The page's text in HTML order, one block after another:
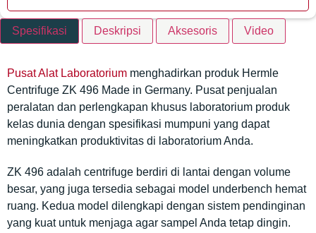
Spesifikasi Deskripsi Aksesoris Video
Pusat Alat Laboratorium menghadirkan produk Hermle
Centrifuge ZK 496 Made in Germany. Pusat penjualan
peralatan dan perlengkapan khusus laboratorium produk
kelas dunia dengan spesifikasi mumpuni yang dapat
meningkatkan produktivitas di laboratorium Anda.
ZK 496 adalah centrifuge berdiri di lantai dengan volume
besar, yang juga tersedia sebagai model underbench hemat
ruang. Kedua model dilengkapi dengan sistem pendinginan
yang kuat untuk menjaga agar sampel Anda tetap dingin.